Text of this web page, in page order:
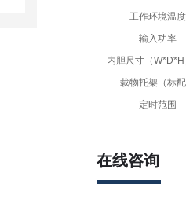
工作环境温度
输入功率
内胆尺寸（W*D*H
载物托架（标配
定时范围
在线咨询